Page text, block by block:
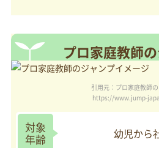
プロ家庭教師
引用元：プロ家庭教師
https://www.jump-
対象
年齢
幼児から